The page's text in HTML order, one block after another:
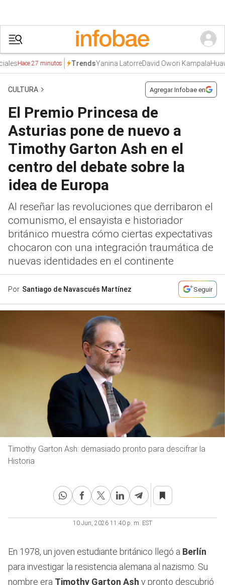
Hace 27 minutos TrendsYanina LatorreDavid Owori KampalaHuawei
CULTURA Agregar Infobae en
El Premio Princesa de
Asturias pone de nuevo a
Timothy Garton Ash en el
centro del debate sobre la
idea de Europa
Al reseñar las revoluciones que derribaron el
comunismo, el ensayista e historiador
británico muestra cómo ciertas expectativas
chocaron con una integración traumática de
nuevas identidades en el continente
Por Santiago de Navascués Martínez Seguir
Timothy Garton Ash: demasiado pronto para descifrar la
Historia
10 Jun, 2026 11:40 p. m. EST
En 1978, un joven estudiante británico llegó a Berlín
para investigar la resistencia alemana al nazismo. Su
nombre era Timothy Garton Ash y pronto descubrió